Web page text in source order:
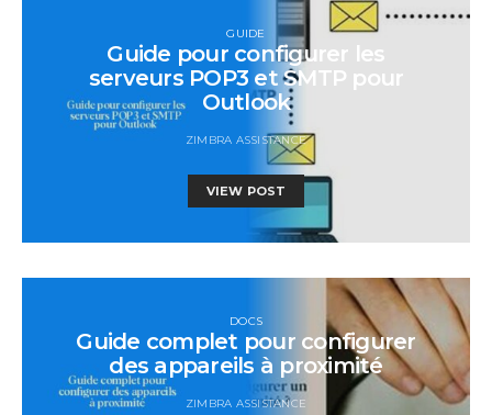
GUIDE
Guide pour configurer les
serveurs POP3 et SMTP pour
Outlook
ZIMBRA ASSISTANCE
VIEW POST
DOCS
Guide complet pour configurer
des appareils à proximité
ZIMBRA ASSISTANCE